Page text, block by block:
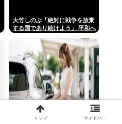
大竹しのぶ「絶対に戦争を放棄
する国であり続けよう」 平和へ
下されてから81年 #芸能 | 沖縄
は中国領土と主張されたら
【中華スタンダード】誰も欲し
トップ サイドバー